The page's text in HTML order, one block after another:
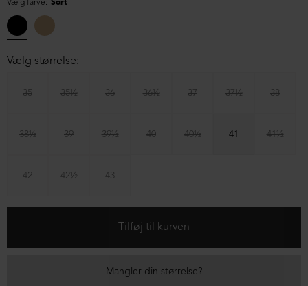
Vælg farve: Sort
Vælg størrelse:
35 35½ 36 36½ 37 37½ 38
38½ 39 39½ 40 40½ 41 41½
42 42½ 43
Mangler din størrelse?